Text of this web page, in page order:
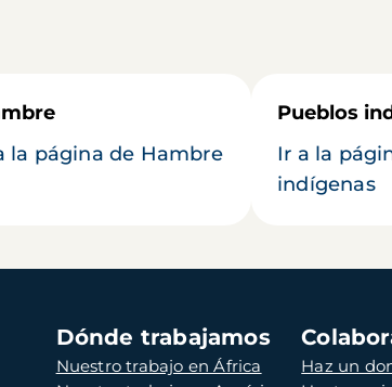
la página de Hambre
Pueblos
Ir a la
indígenas
Dónde trabajamos
Nuestro trabajo en África
Haz un